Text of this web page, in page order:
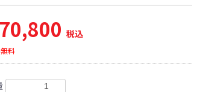
70,800 税込
料